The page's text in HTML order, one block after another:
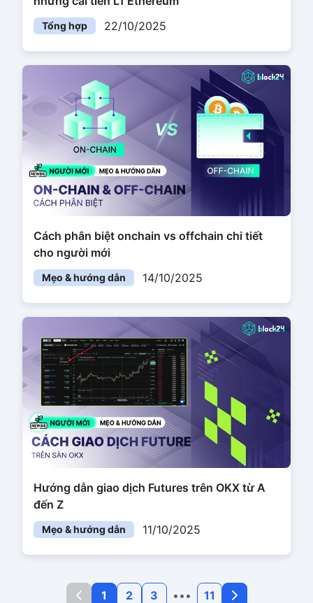
Tổng hợp 22/10/2025
Cách phân biệt onchain vs offchain chi tiết
cho người mới
Mẹo & hướng dẫn 14/10/2025
Hướng dẫn giao dịch Futures trên OKX từ A
đến Z
Mẹo & hướng dẫn 11/10/2025
1 2 3 ••• 11